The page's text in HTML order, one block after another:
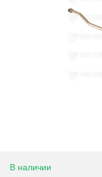
В наличии